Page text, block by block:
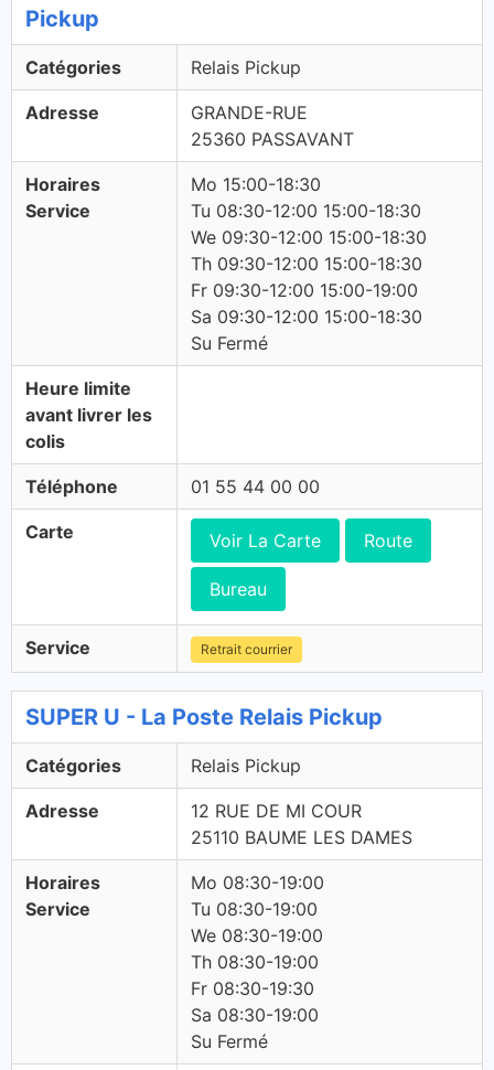
Pickup
Catégories Relais Pickup
Adresse
GRANDE-RUE
25360 PASSAVANT
Horaires
Service
Mo 15:00-18:30
Tu 08:30-12:00 15:00-18:30
We 09:30-12:00 15:00-18:30
Th 09:30-12:00 15:00-18:30
Fr 09:30-12:00 15:00-19:00
Sa 09:30-12:00 15:00-18:30
Su Fermé
Heure limite
avant livrer les
colis
Téléphone 01 55 44 00 00
Carte Voir La Carte Route
Bureau
Service Retrait courrier
SUPER U - La Poste Relais Pickup
Catégories Relais Pickup
Adresse
12 RUE DE MI COUR
25110 BAUME LES DAMES
Horaires
Service
Mo 08:30-19:00
Tu 08:30-19:00
We 08:30-19:00
Th 08:30-19:00
Fr 08:30-19:30
Sa 08:30-19:00
Su Fermé